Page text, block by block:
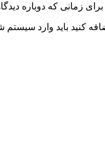
زمانی که دوباره
کنید باید وارد سیستم